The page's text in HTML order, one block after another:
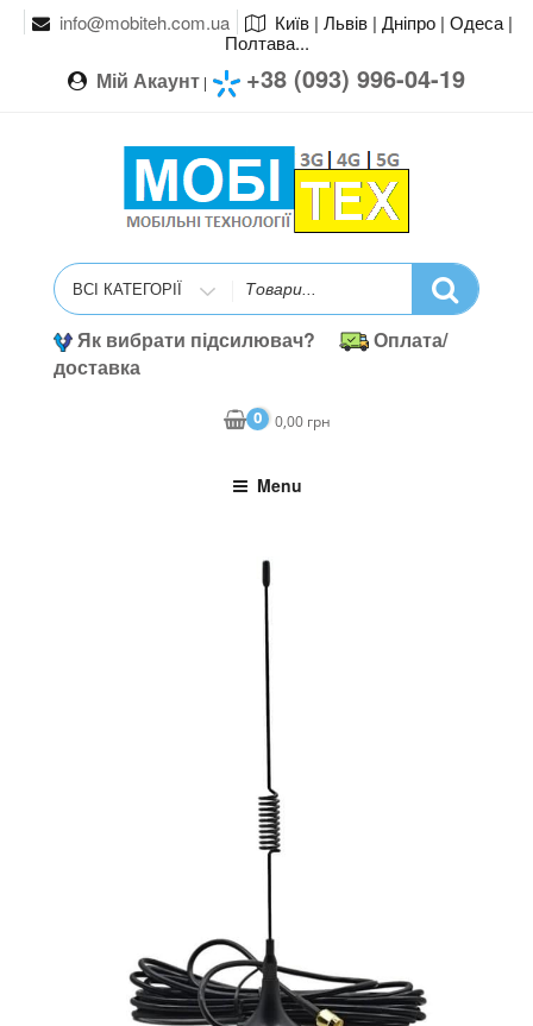
info@mobiteh.com.ua
Київ | Львів | Дніпро | Одеса |
Полтава...
Мій Акаунт | +38 (093) 996-04-19
Search
for
Як вибрати підсилювач?
Оплата/
доставка
0 0,00 грн
Menu